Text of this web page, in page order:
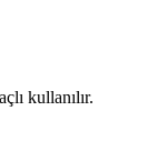
kullanılır.